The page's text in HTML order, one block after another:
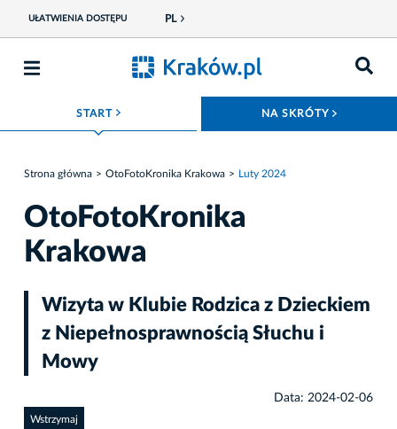
UŁATWIENIA DOSTĘPU PL
START ROZWIŃ MENU NA SKRÓTY
Strona główna OtoFotoKronika Krakowa Luty 2024
OtoFotoKronika
Krakowa
Wizyta w Klubie Rodzica z Dzieckiem
z Niepełnosprawnością Słuchu i
Mowy
Data: 2024-02-06
Wstrzymaj